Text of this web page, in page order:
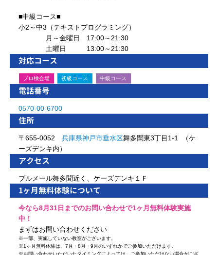
■中級コース■
小2～中3（テキストプログラミング）
月～金曜日 17:00～21:30
土曜日 13:00～21:30
対応コース
プロ検会場 初級コース 中級コース
電話番号
0570-00-6700
住所
〒655-0052 兵庫県神戸市垂水区舞多聞東3丁目1-1 （ケ
ーズデンキ内）
アクセス
ブルメール舞多聞近く、ケーズデンキ１Ｆ
1ヶ月無料体験について
今なら8月31日までのお問い合わせで1ヶ月無料体験実施
中！
まずはお問い合わせください
※一部、実施していない教室がございます。
※1ヶ月無料体験は、7月・8月・9月のいずれかでご参加いただけます。
※お問い合わせいただいたタイミングによっては、ご参加いただけない場合がござ